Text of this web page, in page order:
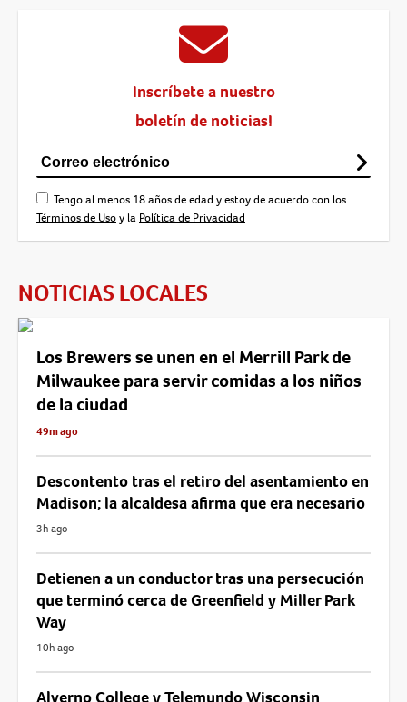
Inscríbete a nuestro
boletín de noticias!
Tengo al menos 18 años de edad y estoy de acuerdo con los
Términos de Usoy la Política de Privacidad
NOTICIAS LOCALES
Los Brewers se unen en el Merrill Park de
Milwaukee para servir comidas a los niños
de la ciudad
49m ago
Descontento tras el retiro del asentamiento en
Madison; la alcaldesa afirma que era necesario
3h ago
Detienen a un conductor tras una persecución
que terminó cerca de Greenfield y Miller Park
Way
10h ago
Alverno College y Telemundo Wisconsin